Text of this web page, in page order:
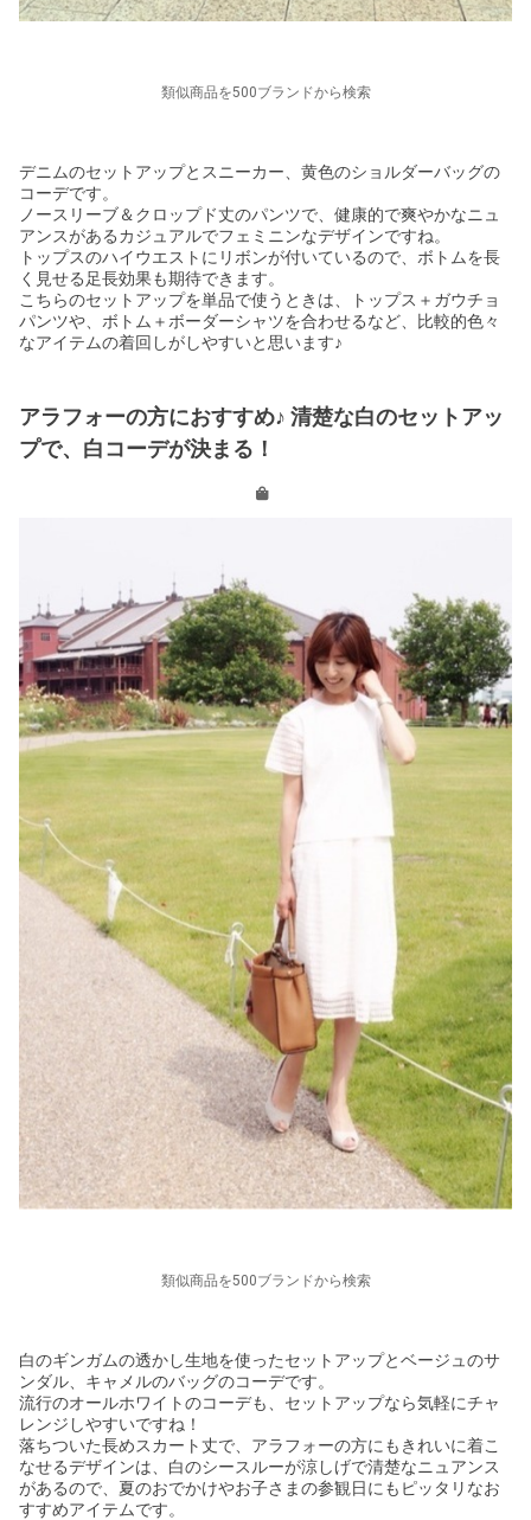
類似商品を500ブランドから検索
デニムのセットアップとスニーカー、黄色のショルダーバッグの
コーデです。
ノースリーブ＆クロップド丈のパンツで、健康的で爽やかなニュ
アンスがあるカジュアルでフェミニンなデザインですね。
トップスのハイウエストにリボンが付いているので、ボトムを長
く見せる足長効果も期待できます。
こちらのセットアップを単品で使うときは、トップス＋ガウチョ
パンツや、ボトム＋ボーダーシャツを合わせるなど、比較的色々
なアイテムの着回しがしやすいと思います♪
アラフォーの方におすすめ♪ 清楚な白のセットアッ
プで、白コーデが決まる！
類似商品を500ブランドから検索
白のギンガムの透かし生地を使ったセットアップとベージュのサ
ンダル、キャメルのバッグのコーデです。
流行のオールホワイトのコーデも、セットアップなら気軽にチャ
レンジしやすいですね！
落ちついた長めスカート丈で、アラフォーの方にもきれいに着こ
なせるデザインは、白のシースルーが涼しげで清楚なニュアンス
があるので、夏のおでかけやお子さまの参観日にもピッタリなお
すすめアイテムです。